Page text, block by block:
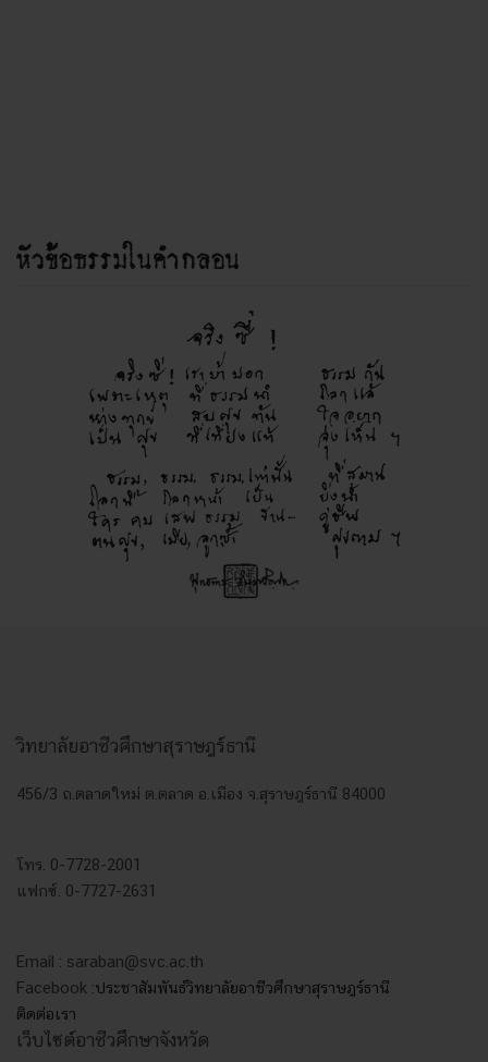
วิทยาลัยอาชีวศึกษาสุราษฎร์ธานี
456/3 ถ.ตลาดใหม่ ต.ตลาด อ.เมือง จ.สุราษฎร์ธานี 84000
โทร. 0-7728-2001
แฟกซ์. 0-7727-2631
Email : saraban@svc.ac.th
Facebook :ประชาสัมพันธ์วิทยาลัยอาชีวศึกษาสุราษฎร์ธานี
ติดต่อเรา
เว็บไซต์อาชีวศึกษาจังหวัด